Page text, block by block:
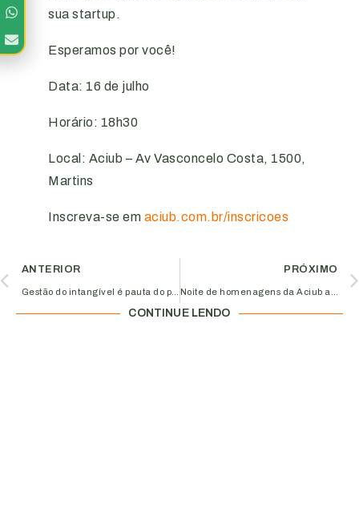
sua startup.
Esperamos por você!
Data: 16 de julho
Horário: 18h30
Local: Aciub – Av Vasconcelo Costa, 1500,
Martins
Inscreva-se em aciub.com.br/inscricoes
ANTERIOR PRÓXIMO
CONTINUE LENDO